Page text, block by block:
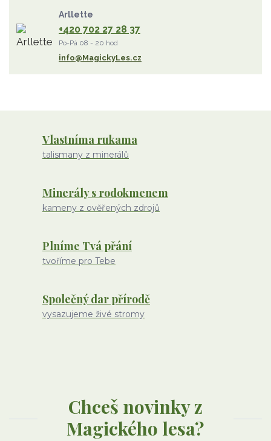
diamant
olivín
želva jahodový křemen
rodochrozit
červený achát
Arllette
+420 702 27 28 37
Po-Pá 08 - 20 hod
info@MagickyLes.cz
Vlastníma rukama
talismany z minerálů
Minerály s rodokmenem
kameny z ověřených zdrojů
Plníme Tvá přání
tvoříme pro Tebe
Společný dar přírodě
vysazujeme živé stromy
Chceš novinky z
Magického lesa?